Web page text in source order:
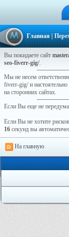
Главная|
Вы покидаете сайт
seo-fiverr-gig/.
Мы не несем
fiverr-gig/ и
на сторонних сайтах.
Если Вы еще не
Если Вы не хотите
16 секунд вы
На главную